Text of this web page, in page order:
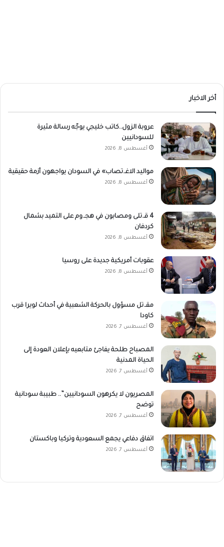
أخر الاخبار
عروبة الزول..كاتب خليجي يوجّه رسالة مثيرة
للسودانيين
أغسطس 8, 2026
مواليد الاغـ.تصاب» في السودان يواجهون أزمة حقيقية
أغسطس 8, 2026
4 قـ.تلى ومصابون في هجـ.وم على التميد بشمال
كردفان
أغسطس 8, 2026
عقوبات أمريكية جديدة على روسيا
أغسطس 8, 2026
مقـ.تل مسؤول بالحركة الشعبية في أحداث لويرا قرب
كاودا
أغسطس 7, 2026
المصباح طلحة يفاجئ متابعيه بإعلان العودة إلى
الحياة المدنية
أغسطس 7, 2026
المصريون لا يكرهون السودانيين”.. طبيبة سودانية
توضح
أغسطس 7, 2026
اتفاق دفاعي يجمع السعودية وتركيا وباكستان
أغسطس 7, 2026